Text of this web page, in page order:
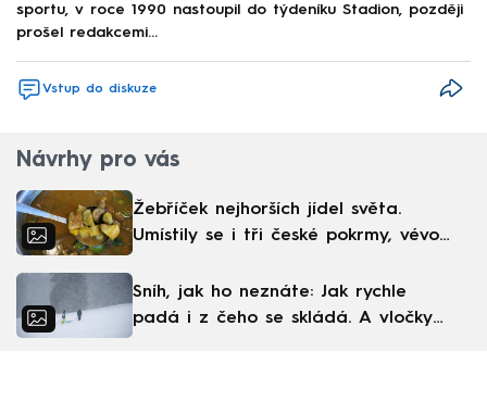
sportu, v roce 1990 nastoupil do týdeníku Stadion, později
prošel redakcemi...
Vstup do diskuze
Návrhy pro vás
Žebříček nejhorších jídel světa.
Umístily se i tři české pokrmy, vévodí
Sníh, jak ho neznáte: Jak rychle
padá i z čeho se skládá. A vločky